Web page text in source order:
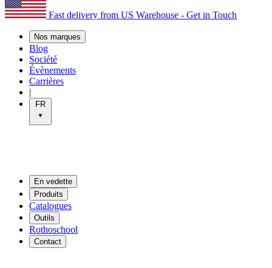
Fast delivery from US Warehouse - Get in Touch
Nos marques
Blog
Société
Évènements
Carrières
|
FR
En vedette
Produits
Catalogues
Outils
Rothoschool
Contact